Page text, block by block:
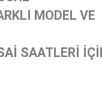
MODEL
SAATLERİ